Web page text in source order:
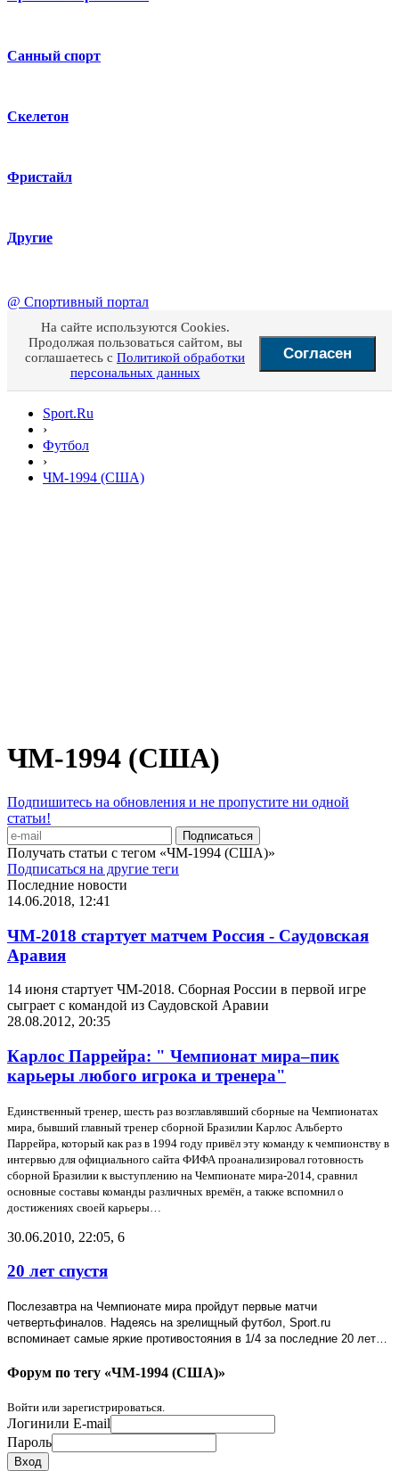
Санный спорт
Скелетон
Фристайл
Другие
@ Спортивный портал
На сайте используются Cookies.
Продолжая пользоваться сайтом, вы
соглашаетесь с Политикой обработки
персональных данных
Согласен
Sport.Ru
›
Футбол
›
ЧМ-1994 (США)
ЧМ-1994 (США)
Подпишитесь на обновления и не пропустите ни одной
статьи!
Получать статьи с тегом «ЧМ-1994 (США)»
Подписаться на другие теги
Последние новости
14.06.2018, 12:41
ЧМ-2018 стартует матчем Россия - Саудовская
Аравия
14 июня стартует ЧМ-2018. Сборная России в первой игре
сыграет с командой из Саудовской Аравии
28.08.2012, 20:35
Карлос Паррейра: " Чемпионат мира–пик
карьеры любого игрока и тренера"
Единственный тренер, шесть раз возглавлявший сборные на Чемпионатах
мира, бывший главный тренер сборной Бразилии Карлос Альберто
Паррейра, который как раз в 1994 году привёл эту команду к чемпионству в
интервью для официального сайта ФИФА проанализировал готовность
сборной Бразилии к выступлению на Чемпионате мира-2014, сравнил
основные составы команды различных времён, а также вспомнил о
достижениях своей карьеры…
30.06.2010, 22:05, 6
20 лет спустя
Послезавтра на Чемпионате мира пройдут первые матчи
четвертьфиналов. Надеясь на зрелищный футбол, Sport.ru
вспоминает самые яркие противостояния в 1/4 за последние 20 лет…
Форум по тегу «ЧМ-1994 (США)»
Войти или зарегистрироваться.
Логинили E-mail
Пароль